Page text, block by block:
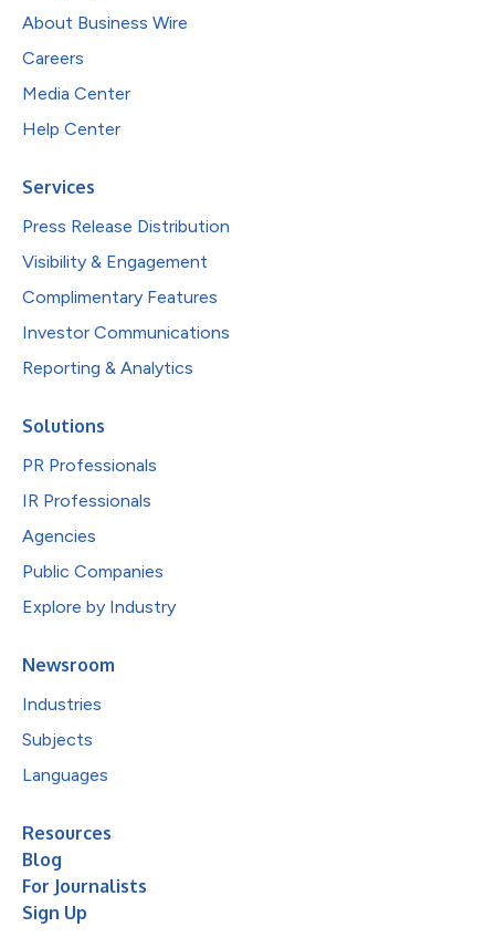
About Business Wire
Careers
Media Center
Help Center
Services
Press Release Distribution
Visibility & Engagement
Complimentary Features
Investor Communications
Reporting & Analytics
Solutions
PR Professionals
IR Professionals
Agencies
Public Companies
Explore by Industry
Newsroom
Industries
Subjects
Languages
Resources
Blog
For Journalists
Sign Up